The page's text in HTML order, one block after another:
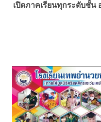
เปิดภาคเรียนทุกระดับชั้น